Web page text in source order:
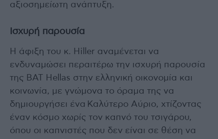
αξιοσημείωτη ανάπτυξη.
Ισχυρή παρουσία
Η άφιξη του κ. Hiller αναμένεται να
ενδυναμώσει περαιτέρω την ισχυρή παρουσία
της BAT Hellas στην ελληνική οικονομία και
κοινωνία, με γνώμονα το όραμα της να
δημιουργήσει ένα Καλύτερο Αύριο, χτίζοντας
έναν κόσμο χωρίς τον καπνό του τσιγάρου,
όπου οι καπνιστές που δεν είναι σε θέση να